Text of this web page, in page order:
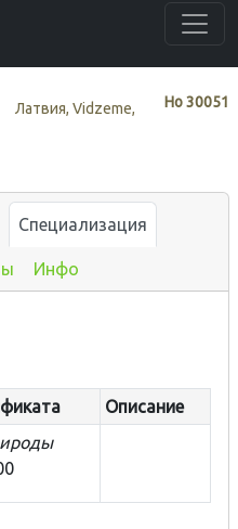
Нo30051
Латвия, Vidzeme,
Специализация
Инфо
Описание